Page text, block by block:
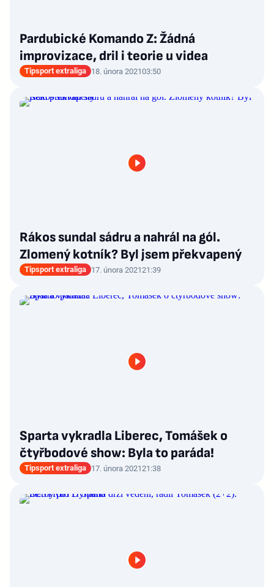
Pardubické Komando Z: Žádná
improvizace, dril i teorie u videa
Tipsport extraliga 18. února 202103:50
Rákos sundal sádru a nahrál na gól.
Zlomený kotník? Byl jsem překvapený
Tipsport extraliga 17. února 202121:39
Sparta vykradla Liberec, Tomášek o
čtyřbodové show: Byla to paráda!
Tipsport extraliga 17. února 202121:38